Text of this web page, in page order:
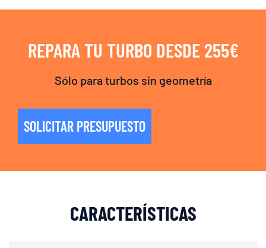
REPARA TU TURBO DESDE 255€
Sólo para turbos sin geometría
SOLICITAR PRESUPUESTO
CARACTERÍSTICAS